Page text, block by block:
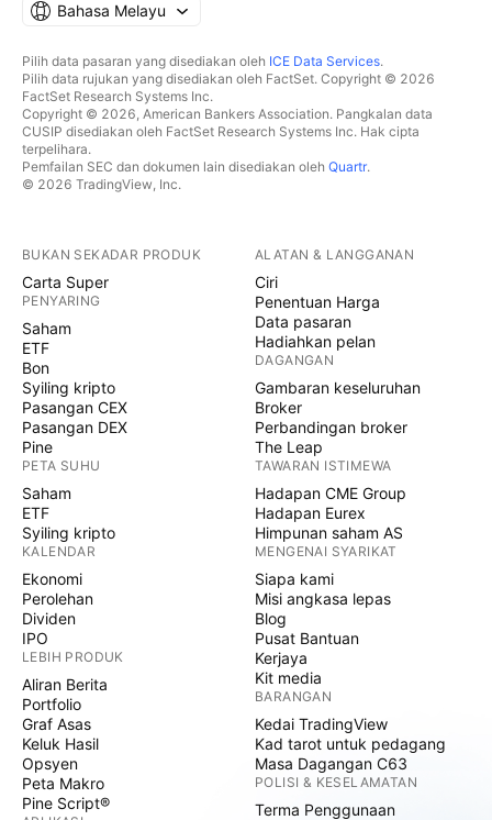
Bahasa Melayu
Pilih data pasaran yang disediakan oleh ICE Data Services.
Pilih data rujukan yang disediakan oleh FactSet. Copyright © 2026
FactSet Research Systems Inc.
Copyright © 2026, American Bankers Association. Pangkalan data
CUSIP disediakan oleh FactSet Research Systems Inc. Hak cipta
terpelihara.
Pemfailan SEC dan dokumen lain disediakan oleh Quartr.
© 2026 TradingView, Inc.
BUKAN SEKADAR PRODUK
Carta Super
PENYARING
Saham
ETF
Bon
Syiling kripto
Pasangan CEX
Pasangan DEX
Pine
PETA SUHU
Saham
ETF
Syiling kripto
KALENDAR
Ekonomi
Perolehan
Dividen
IPO
LEBIH PRODUK
Aliran Berita
Portfolio
Graf Asas
Keluk Hasil
Opsyen
Peta Makro
Pine Script®
ALATAN & LANGGANAN
Ciri
Penentuan Harga
Data pasaran
Hadiahkan pelan
DAGANGAN
Gambaran keseluruhan
Broker
Perbandingan broker
The Leap
TAWARAN ISTIMEWA
Hadapan CME Group
Hadapan Eurex
Himpunan saham AS
MENGENAI SYARIKAT
Siapa kami
Misi angkasa lepas
Blog
Pusat Bantuan
Kerjaya
Kit media
BARANGAN
Kedai TradingView
Kad tarot untuk pedagang
Masa Dagangan C63
POLISI & KESELAMATAN
Terma Penggunaan